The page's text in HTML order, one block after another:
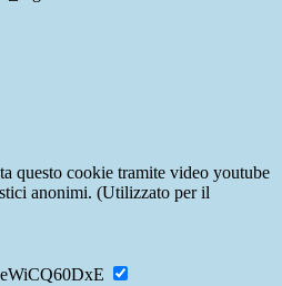
questo cookie tramite video youtube
anonimi. (Utilizzato per il